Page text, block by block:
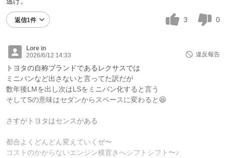
返信1件 3 0
Lore in
2026/6/12 14:33
違反報告
トヨタの自称ブランドであるレクサスでは
ミニバンなど出さないと言ってた訳だが
数年後LMを出し次はLSをミニバン化すると言う
そしてSの意味はセダンからスペースに変わると😆
さすがトヨタはセンスがある
都合よくどんどん変えていくぜ〜
コストのかからないエンジン横置きへシフトシフト〜♪